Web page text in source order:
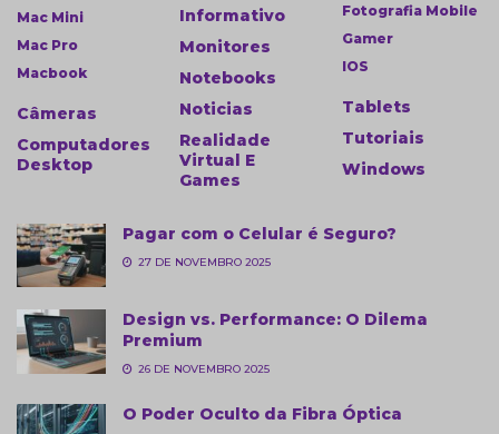
Mac Mini
Mac Pro
Macbook
Câmeras
Computadores
Desktop
Informativo
Monitores
Notebooks
Noticias
Realidade
Virtual E
Games
Fotografia Mobile
Gamer
IOS
Tablets
Tutoriais
Windows
Pagar com o Celular é Seguro?
27 DE NOVEMBRO 2025
Design vs. Performance: O Dilema
Premium
26 DE NOVEMBRO 2025
O Poder Oculto da Fibra Óptica